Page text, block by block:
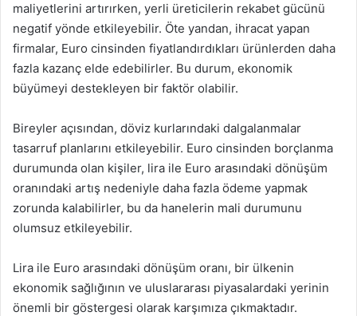
maliyetlerini artırırken, yerli üreticilerin rekabet gücünü
negatif yönde etkileyebilir. Öte yandan, ihracat yapan
firmalar, Euro cinsinden fiyatlandırdıkları ürünlerden daha
fazla kazanç elde edebilirler. Bu durum, ekonomik
büyümeyi destekleyen bir faktör olabilir.
Bireyler açısından, döviz kurlarındaki dalgalanmalar
tasarruf planlarını etkileyebilir. Euro cinsinden borçlanma
durumunda olan kişiler, lira ile Euro arasındaki dönüşüm
oranındaki artış nedeniyle daha fazla ödeme yapmak
zorunda kalabilirler, bu da hanelerin mali durumunu
olumsuz etkileyebilir.
Lira ile Euro arasındaki dönüşüm oranı, bir ülkenin
ekonomik sağlığının ve uluslararası piyasalardaki yerinin
önemli bir göstergesi olarak karşımıza çıkmaktadır.